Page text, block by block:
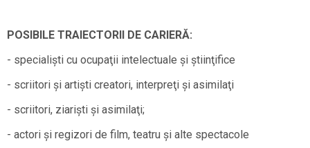
POSIBILE TRAIECTORII DE CARIERĂ:
- specialişti cu ocupaţii intelectuale și ştiinţifice
- scriitori şi artişti creatori, interpreţi şi asimilaţi
- scriitori, ziarişti şi asimilaţi;
- actori şi regizori de film, teatru şi alte spectacole